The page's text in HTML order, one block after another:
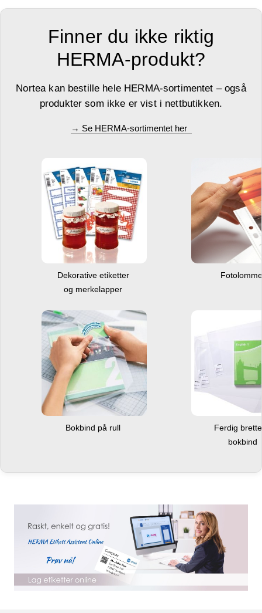
Finner du ikke riktig
HERMA-produkt?
Nortea kan bestille hele HERMA-sortimentet – også
produkter som ikke er vist i nettbutikken.
→ Se HERMA-sortimentet her
Dekorative etiketter
og merkelapper
Bokbind på rull
Ferdig
bokbind